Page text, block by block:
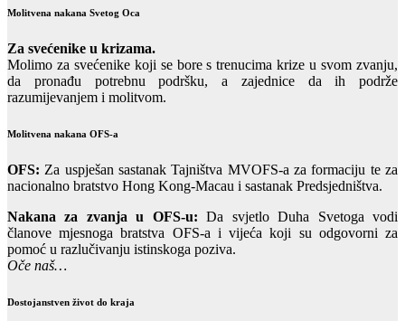
Molitvena nakana Svetog Oca
Za svećenike u krizama.
Molimo za svećenike koji se bore s trenucima krize u svom zvanju,
da pronađu potrebnu podršku, a zajednice da ih podrže
razumijevanjem i molitvom.
Molitvena nakana OFS-a
OFS: Za uspješan sastanak Tajništva MVOFS-a za formaciju te za
nacionalno bratstvo Hong Kong-Macau i sastanak Predsjedništva.
Nakana za zvanja u OFS-u: Da svjetlo Duha Svetoga vodi
članove mjesnoga bratstva OFS-a i vijeća koji su odgovorni za
pomoć u razlučivanju istinskoga poziva.
Oče naš…
Dostojanstven život do kraja